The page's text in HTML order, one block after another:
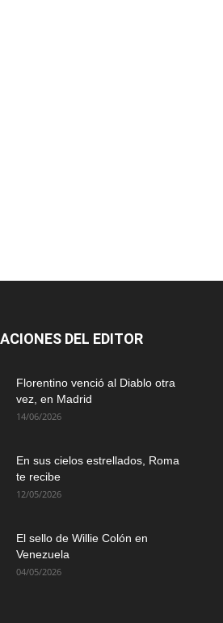
DEL EDITOR
Florentino venció al Diablo otra
vez, en Madrid
14/06/2026
En sus cielos estrellados, Roma
te recibe
12/05/2026
El sello de Willie Colón en
Venezuela
04/05/2026